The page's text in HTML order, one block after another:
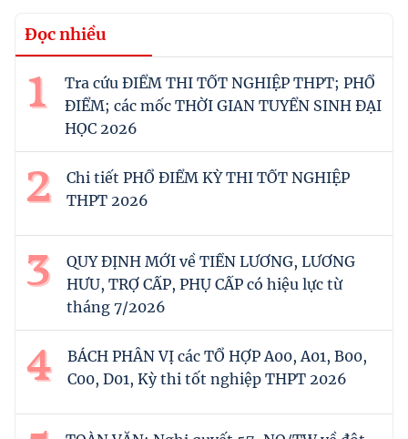
Đọc nhiều
Tra cứu ĐIỂM THI TỐT NGHIỆP THPT; PHỔ
ĐIỂM; các mốc THỜI GIAN TUYỂN SINH ĐẠI
HỌC 2026
Chi tiết PHỔ ĐIỂM KỲ THI TỐT NGHIỆP
THPT 2026
QUY ĐỊNH MỚI về TIỀN LƯƠNG, LƯƠNG
HƯU, TRỢ CẤP, PHỤ CẤP có hiệu lực từ
tháng 7/2026
BÁCH PHÂN VỊ các TỔ HỢP A00, A01, B00,
C00, D01, Kỳ thi tốt nghiệp THPT 2026